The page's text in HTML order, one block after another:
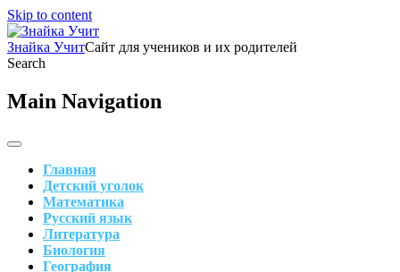
Skip to content
Знайка УчитСайт для учеников и их родителей
Search
Main Navigation
Главная
Детский уголок
Математика
Русский язык
Литература
Биология
География